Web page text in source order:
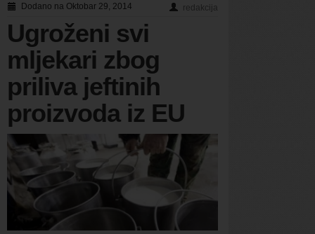
Dodano na Oktobar 29, 2014 redakcija
Ugroženi svi
mljekari zbog
priliva jeftinih
proizvoda iz EU